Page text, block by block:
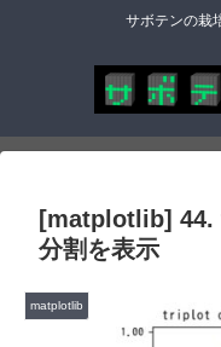
サボテンの栽
[matplotlib] 44.
分割を表示
matplotlib